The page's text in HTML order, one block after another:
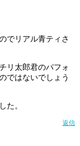
でリアル青ティさ
リ太郎君のパフォ
ではないでしょう
た。
返信